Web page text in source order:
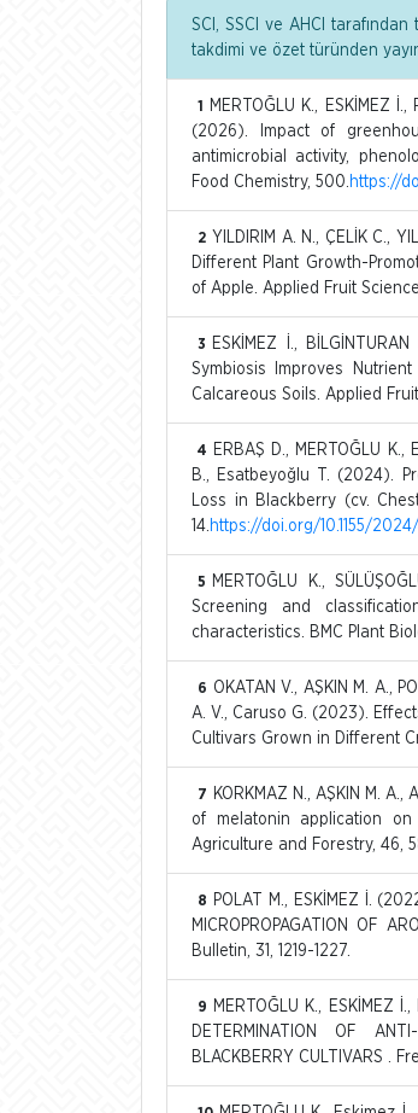
SCI, SSCI ve AHCI
takdimi ve özet türünden
1
MERTOĞLU K., ESKİMEZ
(2026). Impact of
antimicrobial activity,
Food Chemistry, 500. https://
2 YILDIRIM A. N., ÇELİK C.,
Different Plant Growth-
of Apple. Applied Fruit
3
ESKİMEZ İ.,
Symbiosis Improves
Calcareous Soils. Applied
4
ERBAŞ D., MERTOĞLU K.,
B., Esatbeyoğlu T. (2024).
Loss in Blackberry (cv.
14. https://doi.org/10.1155/
5
MERTOĞLU K.,
Screening and
characteristics. BMC Plant
6 OKATAN V., AŞKIN M. A.,
A. V., Caruso G. (2023).
Cultivars Grown in Different
7
KORKMAZ N., AŞKIN M.
of melatonin application
Agriculture and Forestry, 46,
8
POLAT M., ESKİMEZ İ.
MICROPROPAGATION OF
Bulletin, 31, 1219-1227.
9
MERTOĞLU K., ESKİMEZ
DETERMINATION OF
BLACKBERRY CULTIVARS .